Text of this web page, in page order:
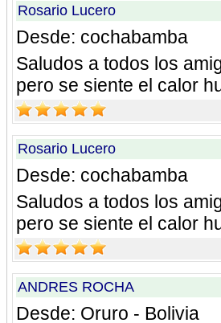
Rosario Lucero
Desde: cochabamba
Saludos a todos los
pero se siente el calor
Rosario Lucero
Desde: cochabamba
Saludos a todos los
pero se siente el calor
ANDRES ROCHA
Desde: Oruro - Bolivia